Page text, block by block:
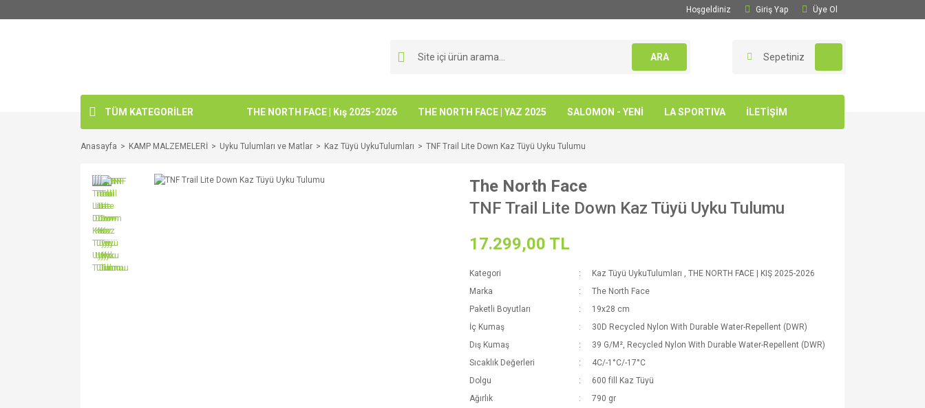
Hoşgeldiniz Giriş Yap Üye Ol
ARA Sepetiniz
TÜM KATEGORİLER THE NORTH FACE | Kış 2025-2026 THE NORTH FACE | YAZ 2025 SALOMON - YENİ LA SPORTIVA İLETİŞİM
Anasayfa KAMP MALZEMELERİ Uyku Tulumları ve Matlar Kaz Tüyü UykuTulumları TNF Trail Lite Down Kaz Tüyü Uyku Tulumu
The North Face
TNF Trail Lite Down Kaz Tüyü Uyku Tulumu
17.299,00 TL
Kategori Kaz Tüyü UykuTulumları , THE NORTH FACE | KIŞ 2025-2026
Marka
The North Face
Paketli Boyutları
19x28 cm
İç Kumaş
30D Recycled Nylon With Durable Water-Repellent (DWR)
Dış Kumaş
39 G/M², Recycled Nylon With Durable Water-Repellent (DWR)
Sıcaklık Değerleri
4C/-1°C/-17°C
Dolgu
600 fill Kaz Tüyü
Ağırlık
790 gr